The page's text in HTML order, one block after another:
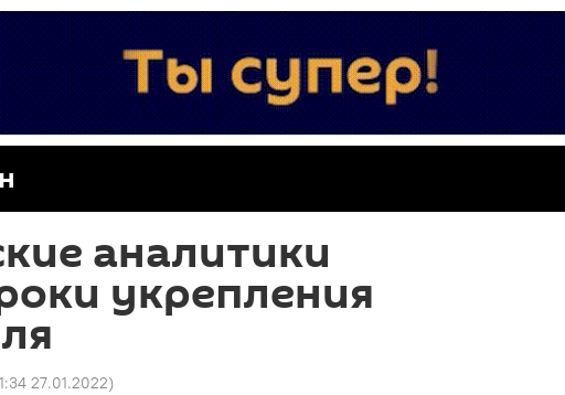
аналитики
укрепления
27.01.2022)